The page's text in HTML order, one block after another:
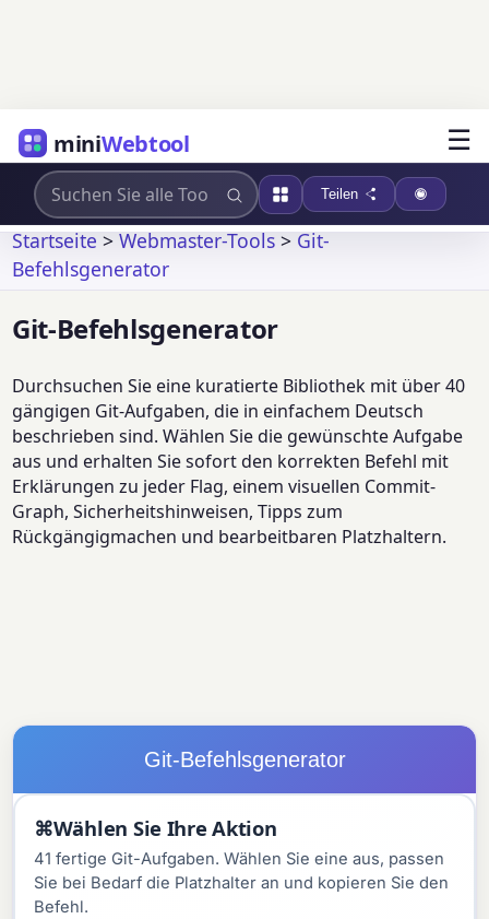
miniWebtool ☰
Teilen
Startseite>Webmaster-Tools>Git-
Befehlsgenerator
Git-Befehlsgenerator
Durchsuchen Sie eine kuratierte Bibliothek mit über 40
gängigen Git-Aufgaben, die in einfachem Deutsch
beschrieben sind. Wählen Sie die gewünschte Aufgabe
aus und erhalten Sie sofort den korrekten Befehl mit
Erklärungen zu jeder Flag, einem visuellen Commit-
Graph, Sicherheitshinweisen, Tipps zum
Rückgängigmachen und bearbeitbaren Platzhaltern.
Git-Befehlsgenerator
⌘Wählen Sie Ihre Aktion
41 fertige Git-Aufgaben. Wählen Sie eine aus, passen
Sie bei Bedarf die Platzhalter an und kopieren Sie den
Befehl.